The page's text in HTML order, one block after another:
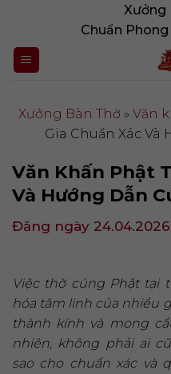
nội
dung
Xưởng
Chuẩn
Xưởng Bàn Thờ » Văn
Gia Chuẩn Xác Và
Văn Khấn Phật
Và Hướng Dẫn
Đăng ngày 24.04.2026
Việc thờ cúng Phật tại
hóa tâm linh của nhiều
thành kính và mong
nhiên, không phải ai
sao cho chuẩn xác và